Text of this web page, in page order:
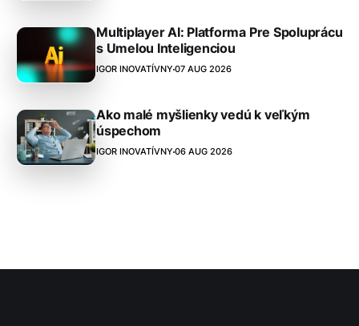
Multiplayer AI: Platforma Pre Spoluprácu
s Umelou Inteligenciou
IGOR INOVATÍVNY 07 AUG 2026
Ako malé myšlienky vedú k veľkým
úspechom
IGOR INOVATÍVNY 06 AUG 2026